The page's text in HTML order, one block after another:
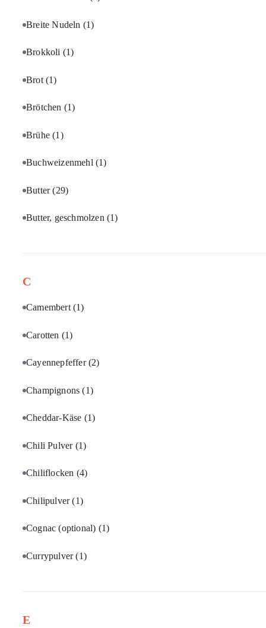
Breite Nudeln (1)
Brokkoli (1)
Brot (1)
Brötchen (1)
Brühe(1)
Buchweizenmehl (1)
Butter(29)
Butter, geschmolzen (1)
C
Camembert (1)
Carotten (1)
Cayennepfeffer(2)
Champignons(1)
Cheddar-Käse (1)
Chili Pulver (1)
Chiliflocken (4)
Chilipulver(1)
Cognac (optional) (1)
Currypulver(1)
E